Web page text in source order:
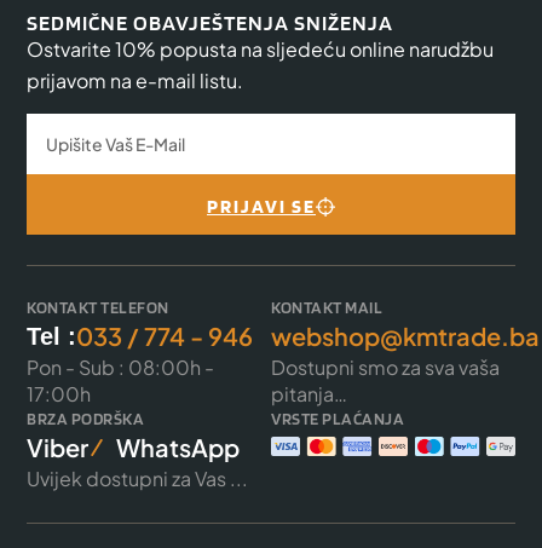
SEDMIČNE OBAVJEŠTENJA SNIŽENJA
Ostvarite 10% popusta na sljedeću online narudžbu
prijavom na e-mail listu.
PRIJAVI SE
KONTAKT TELEFON
Tel :033 / 774 - 946
Pon - Sub : 08:00h -
17:00h
KONTAKT MAIL
webshop@kmtrade.ba
Dostupni smo za sva vaša
pitanja…
BRZA PODRŠKA
Viber WhatsApp
Uvijek dostupni za Vas ...
VRSTE PLAĆANJA